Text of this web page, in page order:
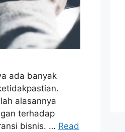
ada banyak
alasannya
terhadap
bisnis. … Read